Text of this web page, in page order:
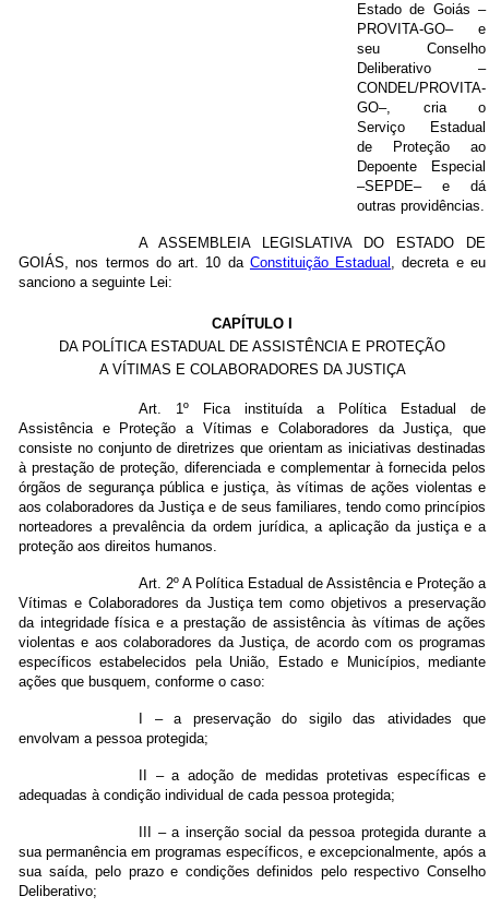
Estado de Goiás –
PROVITA-GO– e
seu Conselho
Deliberativo –
CONDEL/PROVITA-
GO–, cria o
Serviço Estadual
de Proteção ao
Depoente Especial
–SEPDE– e dá
outras providências.
A ASSEMBLEIA LEGISLATIVA DO ESTADO DE
GOIÁS, nos termos do art. 10 da Constituição Estadual , decreta e eu
sanciono a seguinte Lei:
CAPÍTULO I
DA POLÍTICA ESTADUAL DE ASSISTÊNCIA E PROTEÇÃO
A VÍTIMAS E COLABORADORES DA JUSTIÇA
Art. 1º Fica instituída a Política Estadual de
Assistência e Proteção a Vítimas e Colaboradores da Justiça, que
consiste no conjunto de diretrizes que orientam as iniciativas destinadas
à prestação de proteção, diferenciada e complementar à fornecida pelos
órgãos de segurança pública e justiça, às vítimas de ações violentas e
aos colaboradores da Justiça e de seus familiares, tendo como princípios
norteadores a prevalência da ordem jurídica, a aplicação da justiça e a
proteção aos direitos humanos.
Art. 2º A Política Estadual de Assistência e Proteção a
Vítimas e Colaboradores da Justiça tem como objetivos a preservação
da integridade física e a prestação de assistência às vítimas de ações
violentas e aos colaboradores da Justiça, de acordo com os programas
específicos estabelecidos pela União, Estado e Municípios, mediante
ações que busquem, conforme o caso:
I – a preservação do sigilo das atividades que
envolvam a pessoa protegida;
II – a adoção de medidas protetivas específicas e
adequadas à condição individual de cada pessoa protegida;
III – a inserção social da pessoa protegida durante a
sua permanência em programas específicos, e excepcionalmente, após a
sua saída, pelo prazo e condições definidos pelo respectivo Conselho
Deliberativo;